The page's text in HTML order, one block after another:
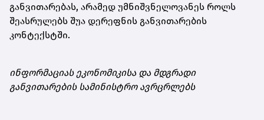
განვითარებას, არამედ უმნიშვნელოვანეს როლს
შეასრულებს შუა დერეფნის განვითარების
კონტექსტში.
ინფორმაციას ეკონომიკისა და მდგრადი
განვითარების სამინისტრო ავრცრლებს